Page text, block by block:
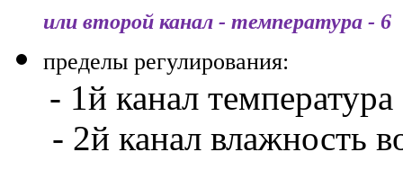
или второй канал - температура - 6
пределы регулирования:
- 1й канал
- 2й канал влажность